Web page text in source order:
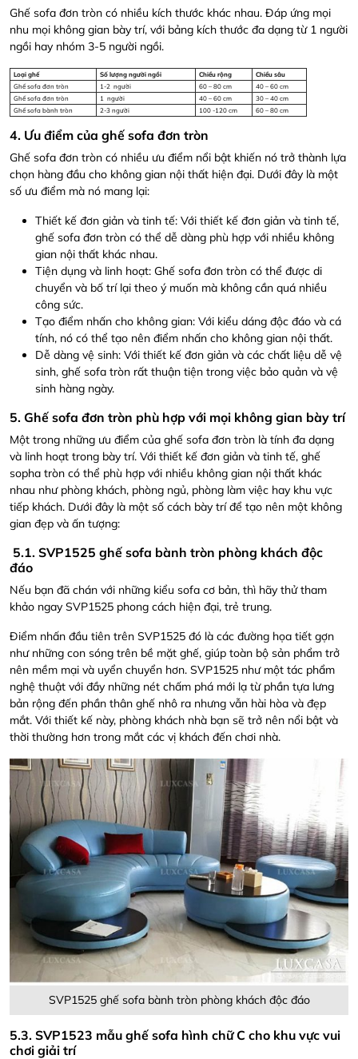
Ghế sofa đơn tròn có nhiều kích thước khác nhau. Đáp ứng mọi
nhu mọi không gian bày trí, với bảng kích thước đa dạng từ 1 người
ngồi hay nhóm 3-5 người ngồi.
Loại ghế Số lượng người ngồi Chiều rộng
Chiều sâu
Ghế sofa đơn tròn
1-2 người 60 – 80 cm
40 – 60 cm
Ghế sofa đơn tròn
1 người 40 – 60 cm
30 – 40 cm
Ghế sofa bành tròn
2-3 người 100 -120 cm 60 – 80 cm
4. Ưu điểm của ghế sofa đơn tròn
Ghế sofa đơn tròn có nhiều ưu điểm nổi bật khiến nó trở thành lựa
chọn hàng đầu cho không gian nội thất hiện đại. Dưới đây là một
số ưu điểm mà nó mang lại:
Thiết kế đơn giản và tinh tế: Với thiết kế đơn giản và tinh tế,
ghế sofa đơn tròn có thể dễ dàng phù hợp với nhiều không
gian nội thất khác nhau.
Tiện dụng và linh hoạt: Ghế sofa đơn tròn có thể được di
chuyển và bố trí lại theo ý muốn mà không cần quá nhiều
công sức.
Tạo điểm nhấn cho không gian: Với kiểu dáng độc đáo và cá
tính, nó có thể tạo nên điểm nhấn cho không gian nội thất.
Dễ dàng vệ sinh: Với thiết kế đơn giản và các chất liệu dễ vệ
sinh, ghế sofa tròn rất thuận tiện trong việc bảo quản và vệ
sinh hàng ngày.
5. Ghế sofa đơn tròn phù hợp với mọi không gian bày trí
Một trong những ưu điểm của ghế sofa đơn tròn là tính đa dạng
và linh hoạt trong bày trí. Với thiết kế đơn giản và tinh tế, ghế
sopha tròn có thể phù hợp với nhiều không gian nội thất khác
nhau như phòng khách, phòng ngủ, phòng làm việc hay khu vực
tiếp khách. Dưới đây là một số cách bày trí để tạo nên một không
gian đẹp và ấn tượng:
5.1. SVP1525 ghế sofa bành tròn phòng khách độc
đáo
Nếu bạn đã chán với những kiểu sofa cơ bản, thì hãy thử tham
khảo ngay SVP1525 phong cách hiện đại, trẻ trung.
Điểm nhấn đầu tiên trên SVP1525 đó là các đường họa tiết gợn
như những con sóng trên bề mặt ghế, giúp toàn bộ sản phẩm trở
nên mềm mại và uyển chuyển hơn. SVP1525 như một tác phẩm
nghệ thuật với đầy những nét chấm phá mới lạ từ phần tựa lưng
bản rộng đến phần thân ghế nhô ra nhưng vẫn hài hòa và đẹp
mắt. Với thiết kế này, phòng khách nhà bạn sẽ trở nên nổi bật và
thời thường hơn trong mắt các vị khách đến chơi nhà.
SVP1525 ghế sofa bành tròn phòng khách độc đáo
5.3. SVP1523 mẫu ghế sofa hình chữ C cho khu vực vui
chơi giải trí